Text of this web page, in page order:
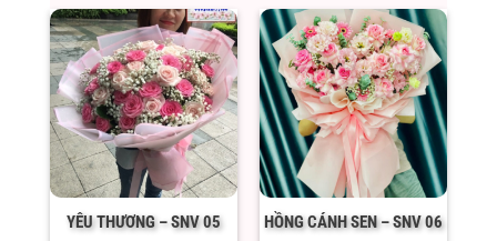
YÊU THƯƠNG – SNV 05 HỒNG CÁNH SEN – SNV 06